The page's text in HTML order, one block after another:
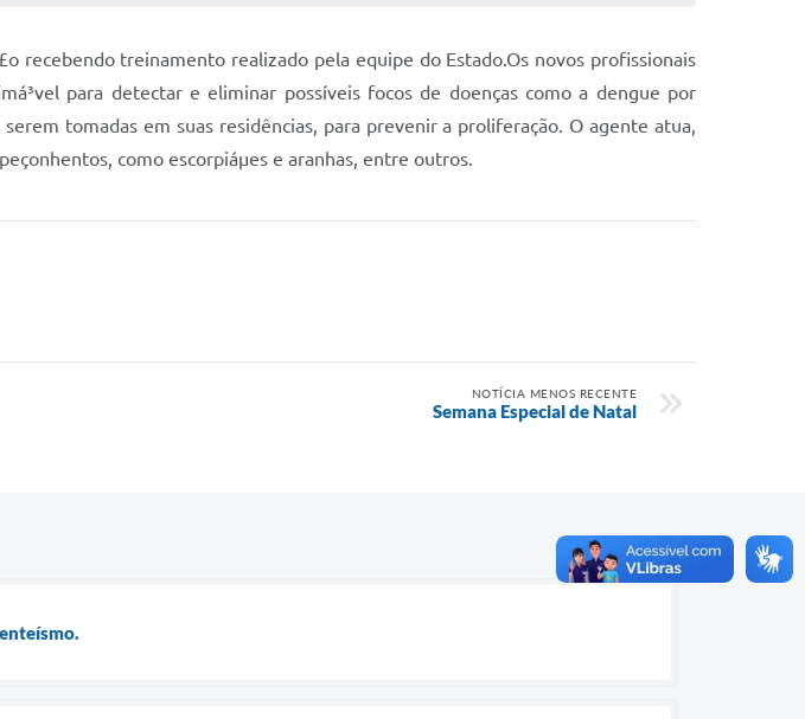
recebendo treinamento realizado pela equipe do Estado.Os novos profissionais
para detectar e eliminar possíveis focos de doenças como a dengue por
tomadas em suas residências, para prevenir a proliferação. O agente atua,
como escorpiáµes e aranhas, entre outros.
NOTÍCIA MENOS RECENTE
Semana Especial de Natal